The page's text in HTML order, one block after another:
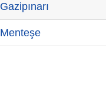
Gazipınarı
Menteşe